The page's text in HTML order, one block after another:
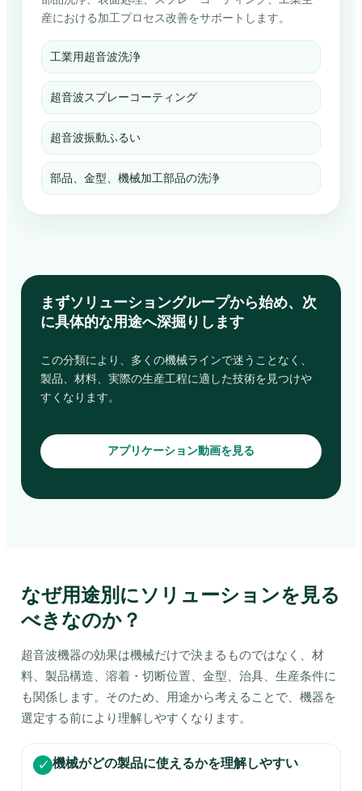
産における加工プロセス改善をサポートします。
工業用超音波洗浄
超音波スプレーコーティング
超音波振動ふるい
部品、金型、機械加工部品の洗浄
まずソリューショングループから始め、次
に具体的な用途へ深掘りします
この分類により、多くの機械ラインで迷うことなく、
製品、材料、実際の生産工程に適した技術を見つけや
すくなります。
アプリケーション動画を見る
なぜ用途別にソリューションを見る
べきなのか？
超音波機器の効果は機械だけで決まるものではなく、材
料、製品構造、溶着・切断位置、金型、治具、生産条件に
も関係します。そのため、用途から考えることで、機器を
選定する前により理解しやすくなります。
✓ 機械がどの製品に使えるかを理解しやすい